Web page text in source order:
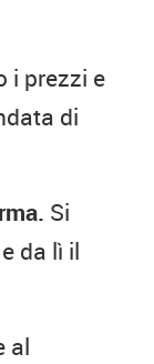
i prezzi e
di
Si
da lì il
al